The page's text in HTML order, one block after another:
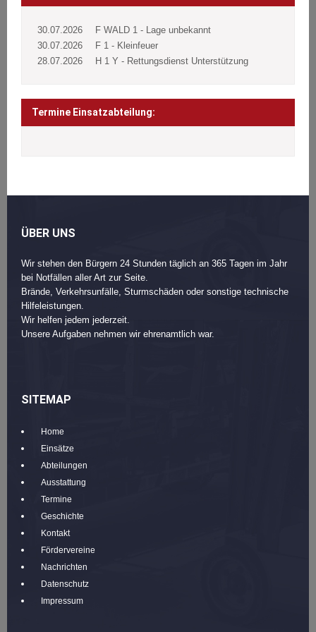
30.07.2026
F WALD 1 - Lage unbekannt
30.07.2026
F 1 - Kleinfeuer
28.07.2026
H 1 Y - Rettungsdienst Unterstützung
Termine Einsatzabteilung:
ÜBER UNS
Wir stehen den Bürgern 24 Stunden täglich an 365 Tagen im Jahr
bei Notfällen aller Art zur Seite.
Brände, Verkehrsunfälle, Sturmschäden oder sonstige technische
Hilfeleistungen.
Wir helfen jedem jederzeit.
Unsere Aufgaben nehmen wir ehrenamtlich war.
SITEMAP
Home
Einsätze
Abteilungen
Ausstattung
Termine
Geschichte
Kontakt
Fördervereine
Nachrichten
Datenschutz
Impressum